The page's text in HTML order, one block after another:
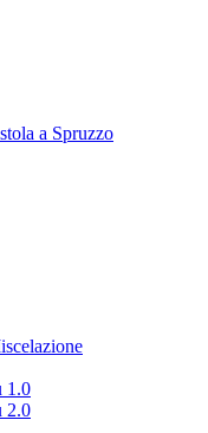
a Spruzzo
1.0
2.0